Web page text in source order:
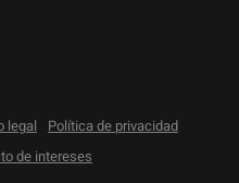
legal
Política de privacidad
de intereses